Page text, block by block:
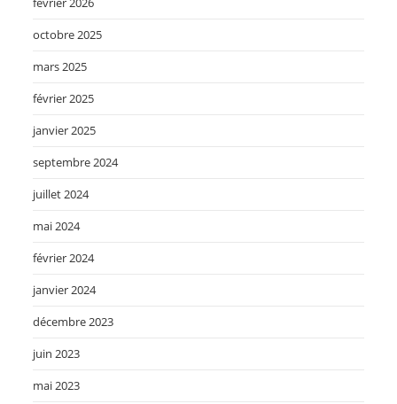
octobre 2025
mars 2025
février 2025
janvier 2025
septembre 2024
juillet 2024
mai 2024
février 2024
janvier 2024
décembre 2023
juin 2023
mai 2023